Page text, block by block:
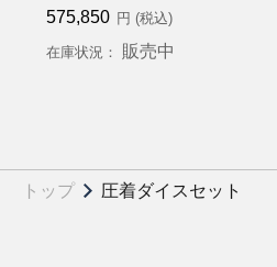
575,850 円 (税込)
在庫状況： 販売中
トップ 圧着ダイスセット